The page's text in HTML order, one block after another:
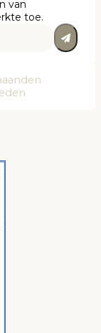
van
toe.